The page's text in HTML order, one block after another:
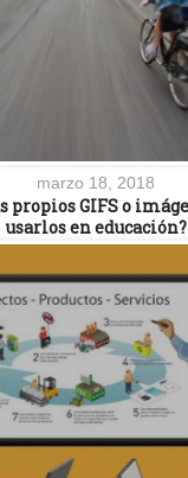
marzo 18, 2018
propios GIFS o
usarlos en educación?